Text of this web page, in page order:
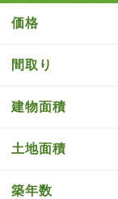
価格
間取り
建物面積
土地面積
築年数